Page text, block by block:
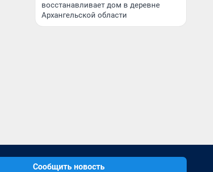
восстанавливает дом в деревне
Архангельской области
Сообщить новость